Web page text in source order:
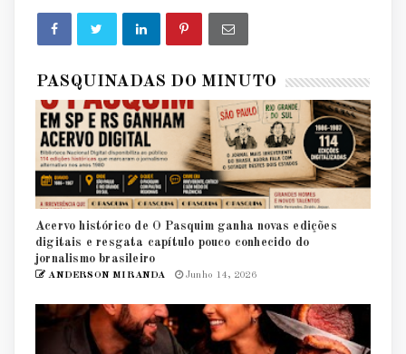
PASQUINADAS DO MINUTO
Acervo histórico de O Pasquim ganha novas edições
digitais e resgata capítulo pouco conhecido do
jornalismo brasileiro
ANDERSON MIRANDA Junho 14, 2026